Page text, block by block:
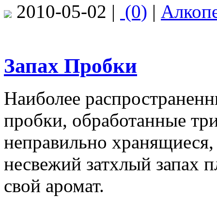
2010-05-02 | (0) |
Запах Пробки
Наиболее
пробки, обработанные
неправильно
несвежий затхлый запах
свой аромат.